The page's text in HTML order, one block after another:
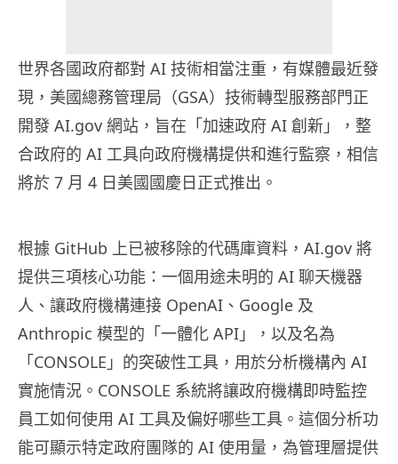
世界各國政府都對 AI 技術相當注重，有媒體最近發
現，美國總務管理局（GSA）技術轉型服務部門正
開發 AI.gov 網站，旨在「加速政府 AI 創新」，整
合政府的 AI 工具向政府機構提供和進行監察，相信
將於 7 月 4 日美國國慶日正式推出。
根據 GitHub 上已被移除的代碼庫資料，AI.gov 將
提供三項核心功能：一個用途未明的 AI 聊天機器
人、讓政府機構連接 OpenAI、Google 及
Anthropic 模型的「一體化 API」，以及名為
「CONSOLE」的突破性工具，用於分析機構內 AI
實施情況。CONSOLE 系統將讓政府機構即時監控
員工如何使用 AI 工具及偏好哪些工具。這個分析功
能可顯示特定政府團隊的 AI 使用量，為管理層提供